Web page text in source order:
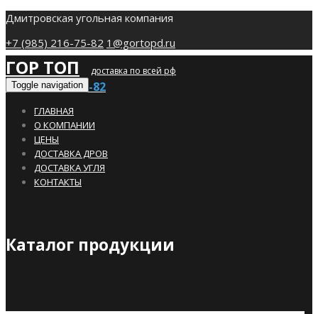
Дмитровская угольная компания
+7 (985) 216-75-82 1@gortopd.ru
ГОР ТОП доставка по всей рф
+7 (985) 216-75-82
Toggle navigation
ГЛАВНАЯ
О КОМПАНИИ
ЦЕНЫ
ДОСТАВКА ДРОВ
ДОСТАВКА УГЛЯ
КОНТАКТЫ
Каталог продукции